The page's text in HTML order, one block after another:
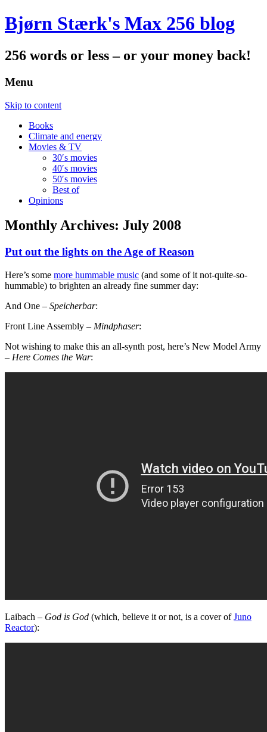
Bjørn Stærk's Max 256 blog
256 words or less – or your money back!
Menu
Skip to content
Books
Climate and energy
Movies & TV
30′s movies
40′s movies
50′s movies
Best of
Opinions
Monthly Archives: July 2008
Put out the lights on the Age of Reason
Here’s some more hummable music (and some of it not-quite-so-
hummable) to brighten an already fine summer day:
And One – Speicherbar:
Front Line Assembly – Mindphaser:
Not wishing to make this an all-synth post, here’s New Model Army
– Here Comes the War:
Laibach – God is God (which, believe it or not, is a cover ofJuno
Reactor):